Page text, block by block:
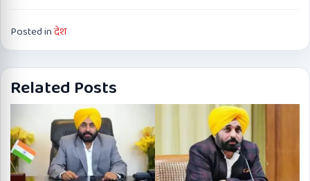
Posted inदेश
Related Posts